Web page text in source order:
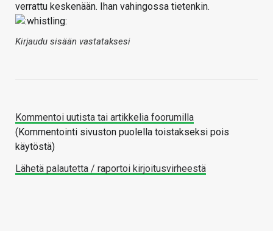
verrattu keskenään. Ihan vahingossa tietenkin.
Kirjaudu sisään vastataksesi
Kommentoi uutista tai artikkelia foorumilla
(Kommentointi sivuston puolella toistakseksi pois
käytöstä)
Lähetä palautetta / raportoi kirjoitusvirheestä